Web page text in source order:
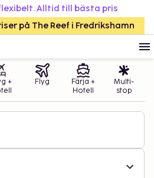
Alltid till bästa pris
på The Reef i Fredrikshamn
+
Flyg
Färja +
Hotell
Multi-
stop